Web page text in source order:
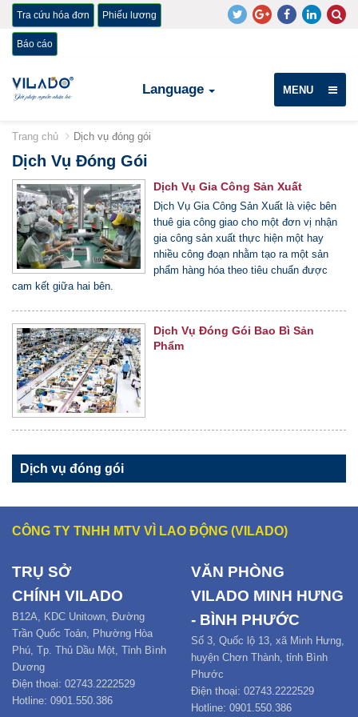
Tra cứu hóa đơn Phiếu lương
Báo cáo
Language MENU
Trang chủ Dịch vụ đóng gói
Dịch Vụ Đóng Gói
Dịch Vụ Gia Công Sản Xuất
Dịch Vụ Gia Công Sản Xuất là việc bên
thuê gia công giao cho một đơn vị nhận
gia công sản xuất thực hiện một hay
nhiều công đoạn nhằm tạo ra một sản
phẩm hàng hóa theo tiêu chuẩn được
cam kết giữa hai bên.
Dịch Vụ Đóng Gói Bao Bì Sản
Phẩm
Dịch vụ đóng gói
CÔNG TY TNHH MTV VÌ LAO ĐỘNG (VILADO)
TRỤ SỞ
CHÍNH VILADO
B12A,
KDC Unitown, Đường
Trần Quốc Toản,
Phường Hòa
Phú Tp. Thủ Dầu Một, Tỉnh Bình
Dương
Điện thoại: 02743.2222529
Hotline: 0901.550.386
VĂN PHÒNG
VILADO MINH HƯNG
- BÌNH PHƯỚC
Số 3, Quốc lộ 13, xã Minh Hưng,
huyện Chơn Thành, tỉnh Bình
Phước
Điện thoại: 02743.2222529
Hotline: 0901.550.386